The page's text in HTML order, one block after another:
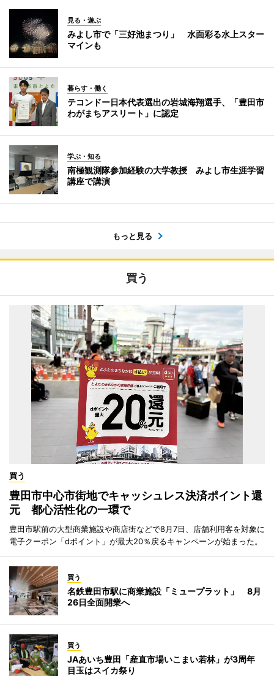
見る・遊ぶ
みよし市で「三好池まつり」 水面彩る水上スター
マインも
暮らす・働く
テコンドー日本代表選出の岩城海翔選手、「豊田市
わがまちアスリート」に認定
学ぶ・知る
南極観測隊参加経験の大学教授 みよし市生涯学習
講座で講演
もっと見る
買う
買う
豊田市中心市街地でキャッシュレス決済ポイント還
元 都心活性化の一環で
豊田市駅前の大型商業施設や商店街などで8月7日、店舗利用客を対象に
電子クーポン「dポイント」が最大20％戻るキャンペーンが始まった。
買う
名鉄豊田市駅に商業施設「ミュープラット」 8月
26日全面開業へ
買う
JAあいち豊田「産直市場いこまい若林」が3周年
目玉はスイカ祭り